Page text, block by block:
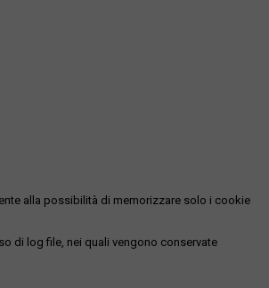
alla possibilità di memorizzare solo i cookie
di log file, nei quali vengono conservate